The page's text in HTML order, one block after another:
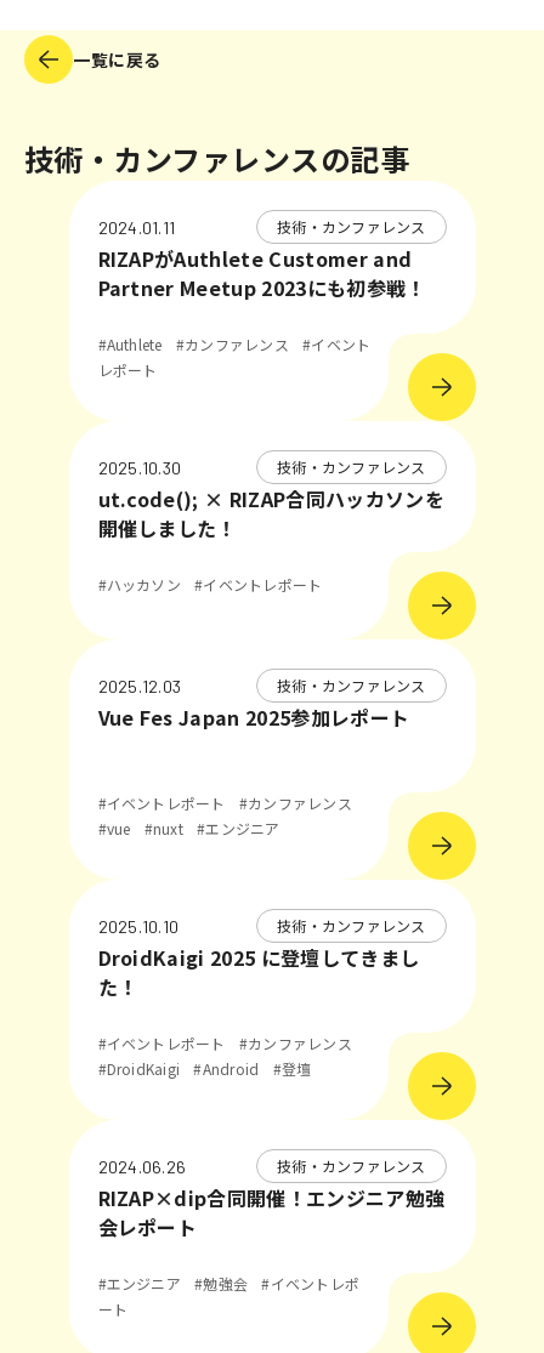
一覧に戻る
技術・カンファレンスの記事
2024.01.11 技術・カンファレンス
RIZAPがAuthlete Customer and
Partner Meetup 2023にも初参戦！
#Authlete #カンファレンス
#イベント
レポート
2025.10.30 技術・カンファレンス
ut.code(); × RIZAP合同ハッカソンを
開催しました！
#ハッカソン #イベントレポート
2025.12.03 技術・カンファレンス
Vue Fes Japan 2025参加レポート
#イベントレポート
#カンファレンス
#vue
#nuxt #エンジニア
2025.10.10 技術・カンファレンス
DroidKaigi 2025 に登壇してきまし
た！
#イベントレポート
#カンファレンス
#DroidKaigi
#Android #登壇
2024.06.26 技術・カンファレンス
RIZAP×dip合同開催！エンジニア勉強
会レポート
#エンジニア #勉強会
#イベントレポ
ート